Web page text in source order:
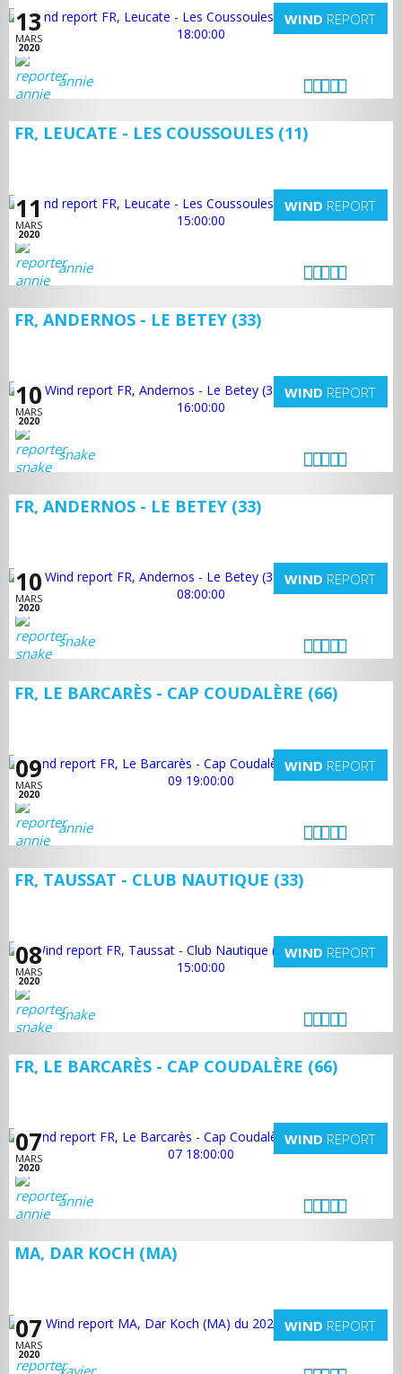
13
MARS
2020
WIND REPORT
annie
FR, LEUCATE - LES COUSSOULES (11)
11
MARS
2020
WIND REPORT
annie
FR, ANDERNOS - LE BETEY (33)
10
MARS
2020
WIND REPORT
snake
FR, ANDERNOS - LE BETEY (33)
10
MARS
2020
WIND REPORT
snake
FR, LE BARCARÈS - CAP COUDALÈRE (66)
09
MARS
2020
WIND REPORT
annie
FR, TAUSSAT - CLUB NAUTIQUE (33)
08
MARS
2020
WIND REPORT
snake
FR, LE BARCARÈS - CAP COUDALÈRE (66)
07
MARS
2020
WIND REPORT
annie
MA, DAR KOCH (MA)
07
MARS
2020
WIND REPORT
xavier